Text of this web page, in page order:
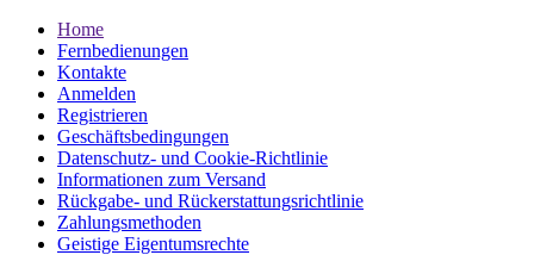
Home
Fernbedienungen
Kontakte
Anmelden
Registrieren
Geschäftsbedingungen
Datenschutz- und Cookie-Richtlinie
Informationen zum Versand
Rückgabe- und Rückerstattungsrichtlinie
Zahlungsmethoden
Geistige Eigentumsrechte